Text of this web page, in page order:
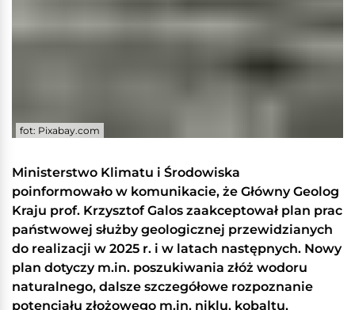
fot: Pixabay.com
Ministerstwo Klimatu i Środowiska
poinformowało w komunikacie, że Główny Geolog
Kraju prof. Krzysztof Galos zaakceptował plan prac
państwowej służby geologicznej przewidzianych
do realizacji w 2025 r. i w latach następnych. Nowy
plan dotyczy m.in. poszukiwania złóż wodoru
naturalnego, dalsze szczegółowe rozpoznanie
potencjału złożowego m.in. niklu, kobaltu,